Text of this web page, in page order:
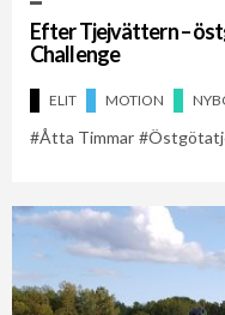
Efter Tjejvättern –
Challenge
ELIT MOTION
Åtta Timmar